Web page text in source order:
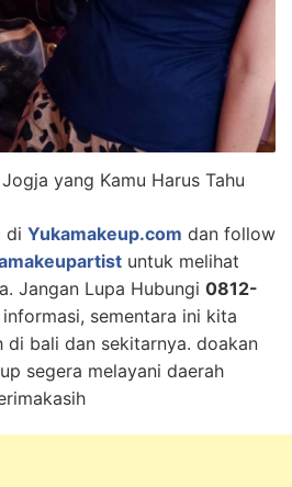
yang Kamu Harus Tahu
di Yukamakeup.com dan follow
untuk melihat
Jangan Lupa Hubungi 0812-
informasi, sementara ini kita
di bali dan sekitarnya. doakan
segera melayani daerah